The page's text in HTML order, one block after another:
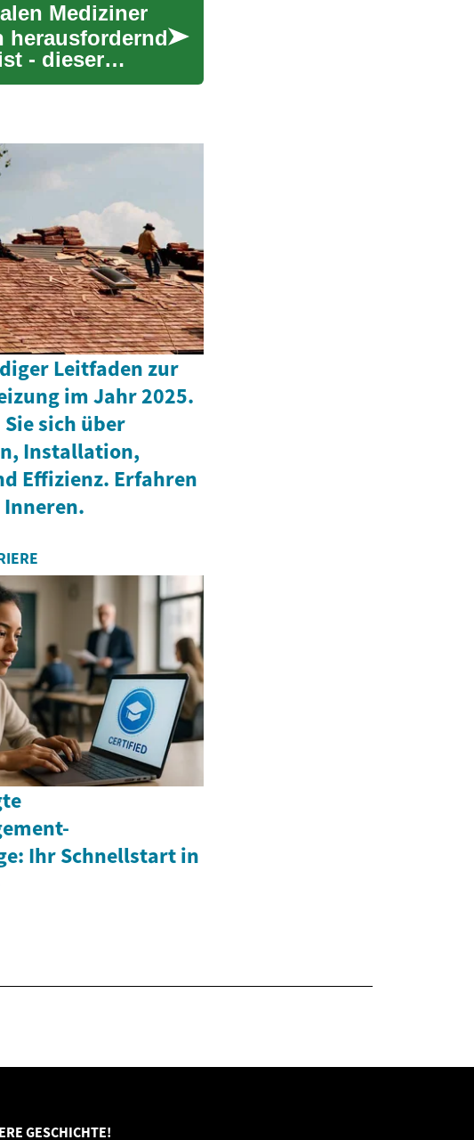
Mediziner
herausfordernd
- dieser
Leitfaden zur
im Jahr 2025.
sich über
Installation,
Effizienz. Erfahren
Ihr Schnellstart in
GESCHICHTE!